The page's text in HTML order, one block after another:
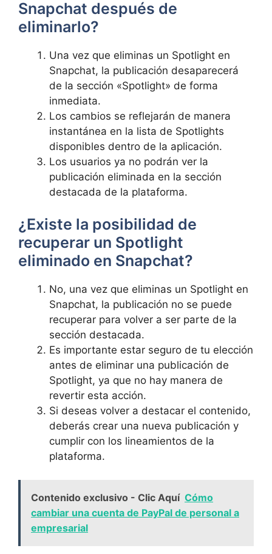
Snapchat después de
eliminarlo?
Una vez que eliminas un ‍Spotlight en
Snapchat,‍ la publicación desaparecerá
de la sección «Spotlight» de forma
inmediata.
Los ⁣cambios se reflejarán de⁢ manera
instantánea en la lista de⁣ Spotlights
disponibles dentro de ⁣la aplicación.
Los ⁢usuarios ya no podrán ver la
publicación eliminada en la sección⁤
destacada de‍ la plataforma.
¿Existe la posibilidad de
recuperar un Spotlight
eliminado en Snapchat?​
No, una vez ​que‌ eliminas un Spotlight en
Snapchat, la publicación no se puede
recuperar para volver a ser ⁢parte de ​la
sección destacada. ⁤
Es importante estar seguro de tu​ elección
antes de eliminar una publicación de
⁣Spotlight, ya que ⁣no hay manera de
⁢revertir esta​ acción. ⁤
Si ‍deseas ​volver a destacar el contenido,
deberás crear una nueva publicación y
cumplir con‌ los lineamientos‌ de la
plataforma.
Contenido exclusivo - Clic Aquí Cómo
cambiar una cuenta de PayPal de personal a
empresarial